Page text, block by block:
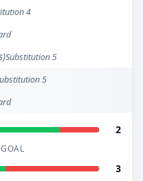
4
Substitution 5
5
2
3